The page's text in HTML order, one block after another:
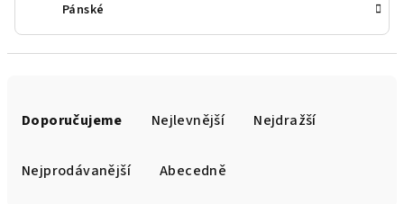
Pánské
Doporučujeme Nejlevnější Nejdražší
Nejprodávanější Abecedně